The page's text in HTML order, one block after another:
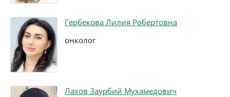
Гербекова Лилия Робертовна
онколог
Лахов Заурбий Мухамедович